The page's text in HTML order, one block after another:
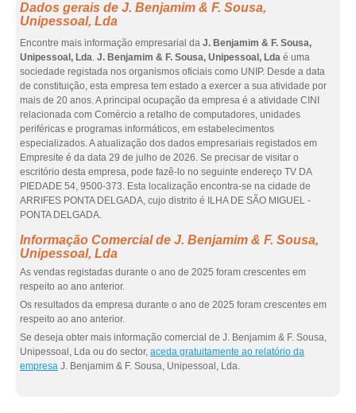
Dados gerais de J. Benjamim & F. Sousa,
Unipessoal, Lda
Encontre mais informação empresarial da J. Benjamim & F. Sousa,
Unipessoal, Lda. J. Benjamim & F. Sousa, Unipessoal, Lda é uma
sociedade registada nos organismos oficiais como UNIP. Desde a data
de constituição, esta empresa tem estado a exercer a sua atividade por
mais de 20 anos. A principal ocupação da empresa é a atividade CINI
relacionada com Comércio a retalho de computadores, unidades
periféricas e programas informáticos, em estabelecimentos
especializados. A atualização dos dados empresariais registados em
Empresite é da data 29 de julho de 2026. Se precisar de visitar o
escritório desta empresa, pode fazê-lo no seguinte endereço TV DA
PIEDADE 54, 9500-373. Esta localização encontra-se na cidade de
ARRIFES PONTA DELGADA, cujo distrito é ILHA DE SÃO MIGUEL -
PONTA DELGADA.
Informação Comercial de J. Benjamim & F. Sousa,
Unipessoal, Lda
As vendas registadas durante o ano de 2025 foram crescentes em
respeito ao ano anterior.
Os resultados da empresa durante o ano de 2025 foram crescentes em
respeito ao ano anterior.
Se deseja obter mais informação comercial de J. Benjamim & F. Sousa,
Unipessoal, Lda ou do sector, aceda gratuitamente ao relatório da
empresa J. Benjamim & F. Sousa, Unipessoal, Lda.